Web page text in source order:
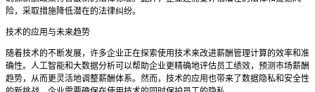
险，采取措施降低潜在的法律纠纷。
技术的应用与未来趋势
随着技术的不断发展，许多企业正在探索使用技术来改进薪酬管理计算的效率和准
确性。人工智能和大数据分析可以帮助企业更精确地评估员工绩效，预测市场薪酬
趋势，从而更灵活地调整薪酬体系。然而，技术的应用也带来了数据隐私和安全性